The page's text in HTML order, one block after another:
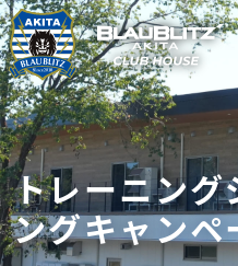
トレーニン
ングキャンペ